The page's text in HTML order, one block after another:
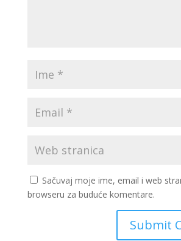
Sačuvaj moje ime, email i web
browseru za buduće komentare.